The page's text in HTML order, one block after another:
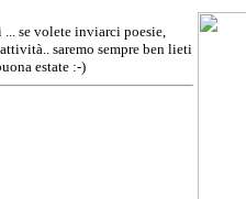
se volete inviarci poesie,
saremo sempre ben lieti
estate :-)